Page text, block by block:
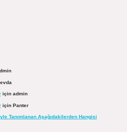
için admin
için Panter
Tanımlanan Aşağıdakilerden Hangisi